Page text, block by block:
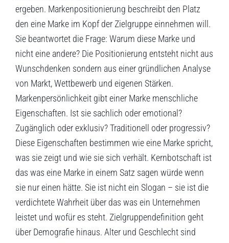
ergeben. Markenpositionierung beschreibt den Platz
den eine Marke im Kopf der Zielgruppe einnehmen will.
Sie beantwortet die Frage: Warum diese Marke und
nicht eine andere? Die Positionierung entsteht nicht aus
Wunschdenken sondern aus einer gründlichen Analyse
von Markt, Wettbewerb und eigenen Stärken.
Markenpersönlichkeit gibt einer Marke menschliche
Eigenschaften. Ist sie sachlich oder emotional?
Zugänglich oder exklusiv? Traditionell oder progressiv?
Diese Eigenschaften bestimmen wie eine Marke spricht,
was sie zeigt und wie sie sich verhält. Kernbotschaft ist
das was eine Marke in einem Satz sagen würde wenn
sie nur einen hätte. Sie ist nicht ein Slogan – sie ist die
verdichtete Wahrheit über das was ein Unternehmen
leistet und wofür es steht. Zielgruppendefinition geht
über Demografie hinaus. Alter und Geschlecht sind